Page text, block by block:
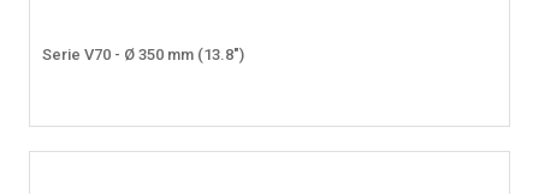
Serie V70 - Ø 350 mm (13.8")